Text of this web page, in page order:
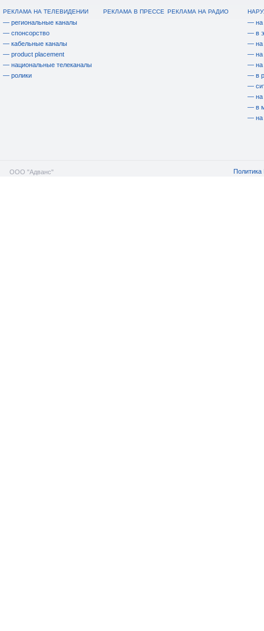
РЕКЛАМА НА ТЕЛЕВИДЕНИИ
— региональные каналы
— спонсорство
— кабельные каналы
— product placement
— национальные телеканалы
— ролики
РЕКЛАМА В ПРЕССЕ РЕКЛАМА НА РАДИО
— на
— в
— на
— на
— на
— в
—
— на
— в
— на
ООО "Адванс" Политика